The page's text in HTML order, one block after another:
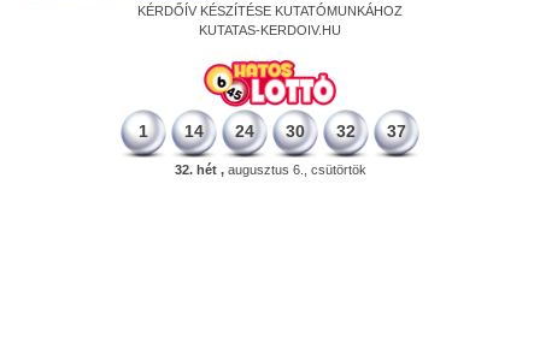
KÉRDŐÍV KÉSZÍTÉSE KUTATÓMUNKÁHOZ
KUTATAS-KERDOIV.HU
1 14 24 30 32 37
32. hét ,augusztus 6., csütörtök